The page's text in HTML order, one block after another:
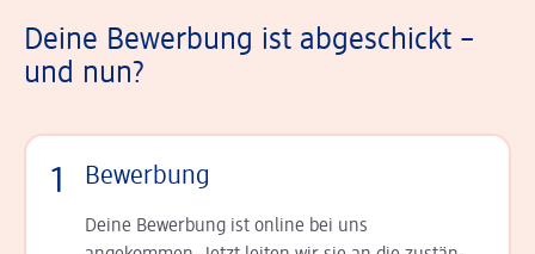
Deine Bewerbung ist abgeschickt –
und nun?
1 Bewerbung
Deine Bewerbung ist online bei uns